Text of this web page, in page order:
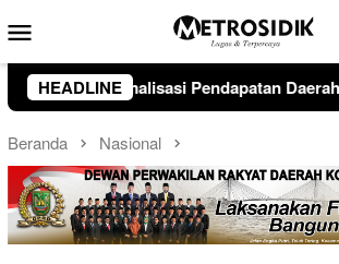
ke
kontenMobile
HEADLINE
Walikota Batam Open Karate
Beranda Nasional